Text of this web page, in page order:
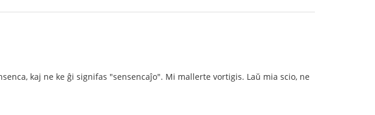
kaj ne ke ĝi signifas "sensencaĵo". Mi mallerte vortigis. Laŭ mia scio, ne